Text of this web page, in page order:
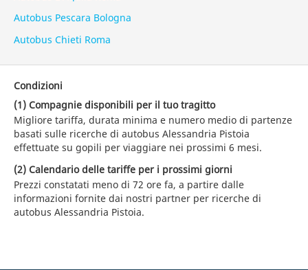
Autobus Pescara Bologna
Autobus Chieti Roma
Condizioni
(1) Compagnie disponibili per il tuo tragitto
Migliore tariffa, durata minima e numero medio di partenze
basati sulle ricerche di autobus Alessandria Pistoia
effettuate su gopili per viaggiare nei prossimi 6 mesi.
(2) Calendario delle tariffe per i prossimi giorni
Prezzi constatati meno di 72 ore fa, a partire dalle
informazioni fornite dai nostri partner per ricerche di
autobus Alessandria Pistoia.